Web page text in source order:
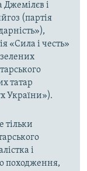
Джемілєв і
(партія
«Сила і честь»
татар
України»).
тільки
і
походження,